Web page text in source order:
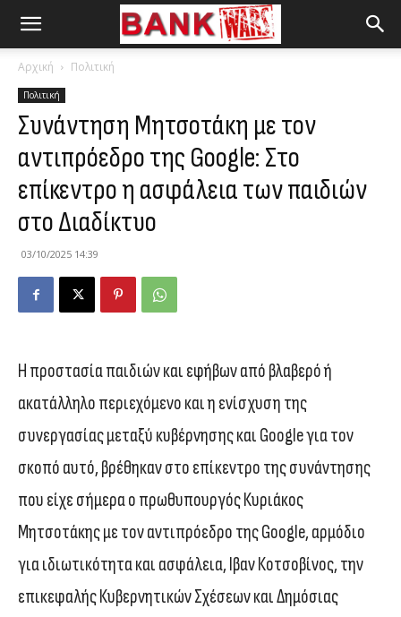
Αρχική Πολιτική
Πολιτική
Συνάντηση Μητσοτάκη με τον
αντιπρόεδρο της Google: Στο
επίκεντρο η ασφάλεια των παιδιών
στο Διαδίκτυο
03/10/2025 14:39
Η προστασία παιδιών και εφήβων από βλαβερό ή
ακατάλληλο περιεχόμενο και η ενίσχυση της
συνεργασίας μεταξύ κυβέρνησης και Google για τον
σκοπό αυτό, βρέθηκαν στο επίκεντρο της συνάντησης
που είχε σήμερα ο πρωθυπουργός Κυριάκος
Μητσοτάκης με τον αντιπρόεδρο της Google, αρμόδιο
για ιδιωτικότητα και ασφάλεια, Ιβαν Κοτσοβίνος, την
επικεφαλής Κυβερνητικών Σχέσεων και Δημόσιας